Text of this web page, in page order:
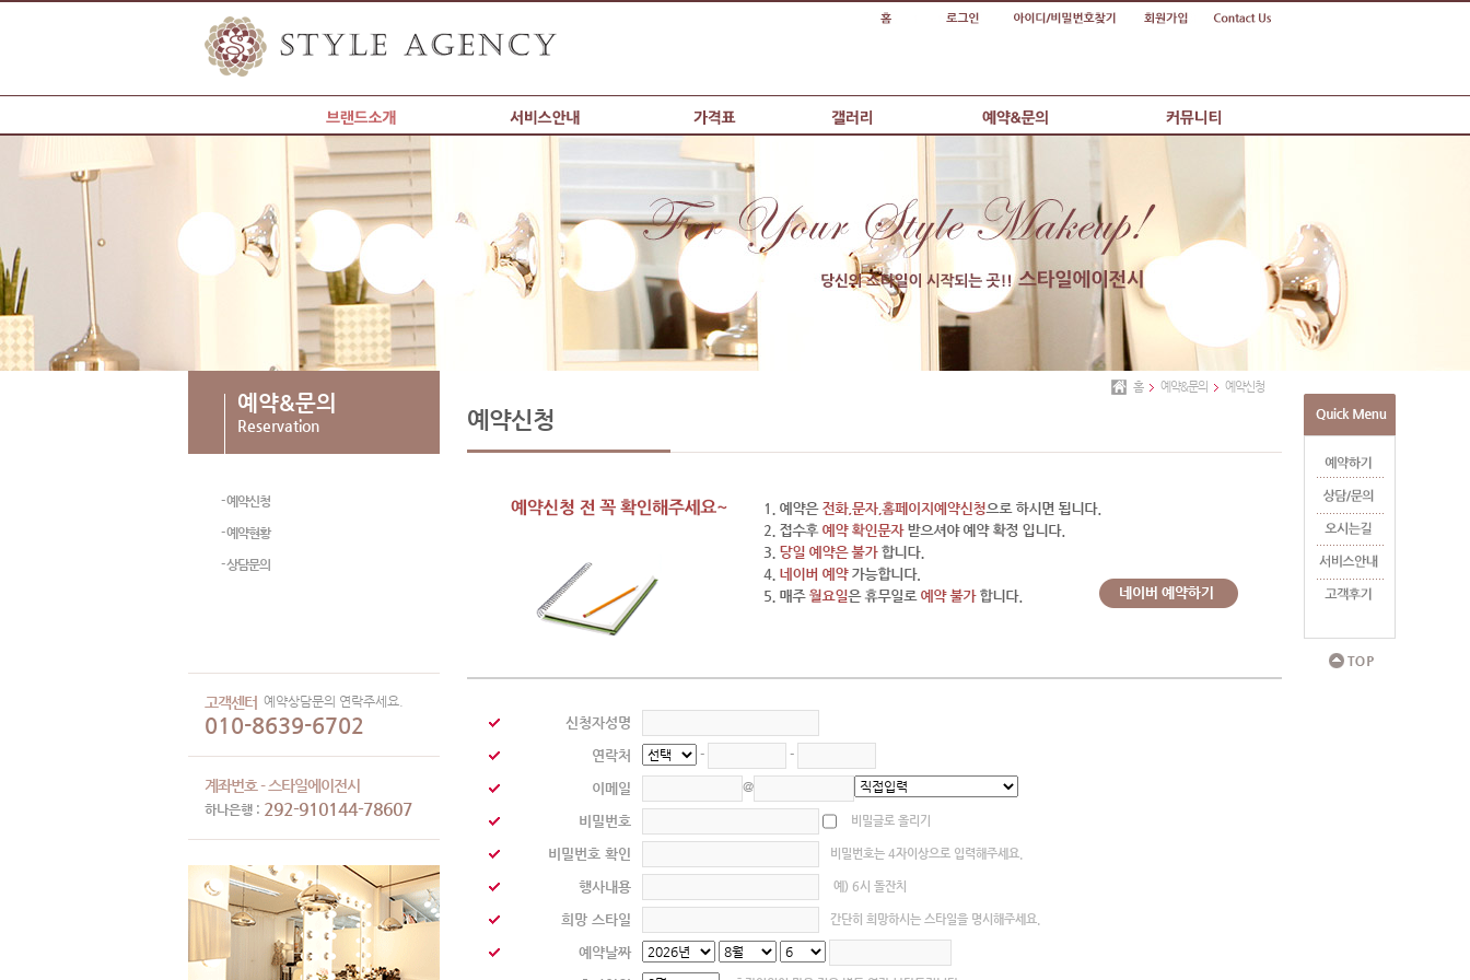
예약&문의
예약&문의
Reservation
- 예약신청
- 예약현황
- 상담문의
고객센터 예약상담문의 연락주세요.
010-8639-6702
계좌번호 - 스타일에이전시
하나은행 : 292-910144-78607
홈 예약&문의 예약신청
예약신청
신청자성명
연락처
- -
이메일 @
비밀번호 비밀글로 올리기
비밀번호 확인 비밀번호는 4자이상으로 입력해주세요.
행사내용 예) 6시 돌잔치
희망 스타일 간단히 희망하시는 스타일을 명시해주세요.
예약날짜